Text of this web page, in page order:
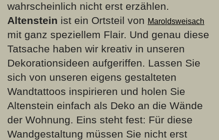
wahrscheinlich nicht erst erzählen.
Altenstein ist ein Ortsteil von Maroldsweisach
mit ganz speziellem Flair. Und genau diese
Tatsache haben wir kreativ in unseren
Dekorationsideen aufgeriffen. Lassen Sie
sich von unseren eigens gestalteten
Wandtattoos inspirieren und holen Sie
Altenstein einfach als Deko an die Wände
der Wohnung. Eins steht fest: Für diese
Wandgestaltung müssen Sie nicht erst